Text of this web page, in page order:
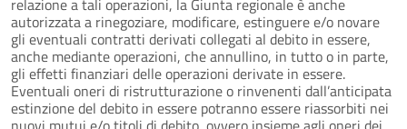
autorizzata a rinegoziare, modificare, estinguere e/o novare
gli eventuali contratti derivati collegati al debito in essere,
anche mediante operazioni, che annullino, in tutto o in parte,
gli effetti finanziari delle operazioni derivate in essere.
Eventuali oneri di ristrutturazione o rinvenenti dall’anticipata
estinzione del debito in essere potranno essere riassorbiti nei